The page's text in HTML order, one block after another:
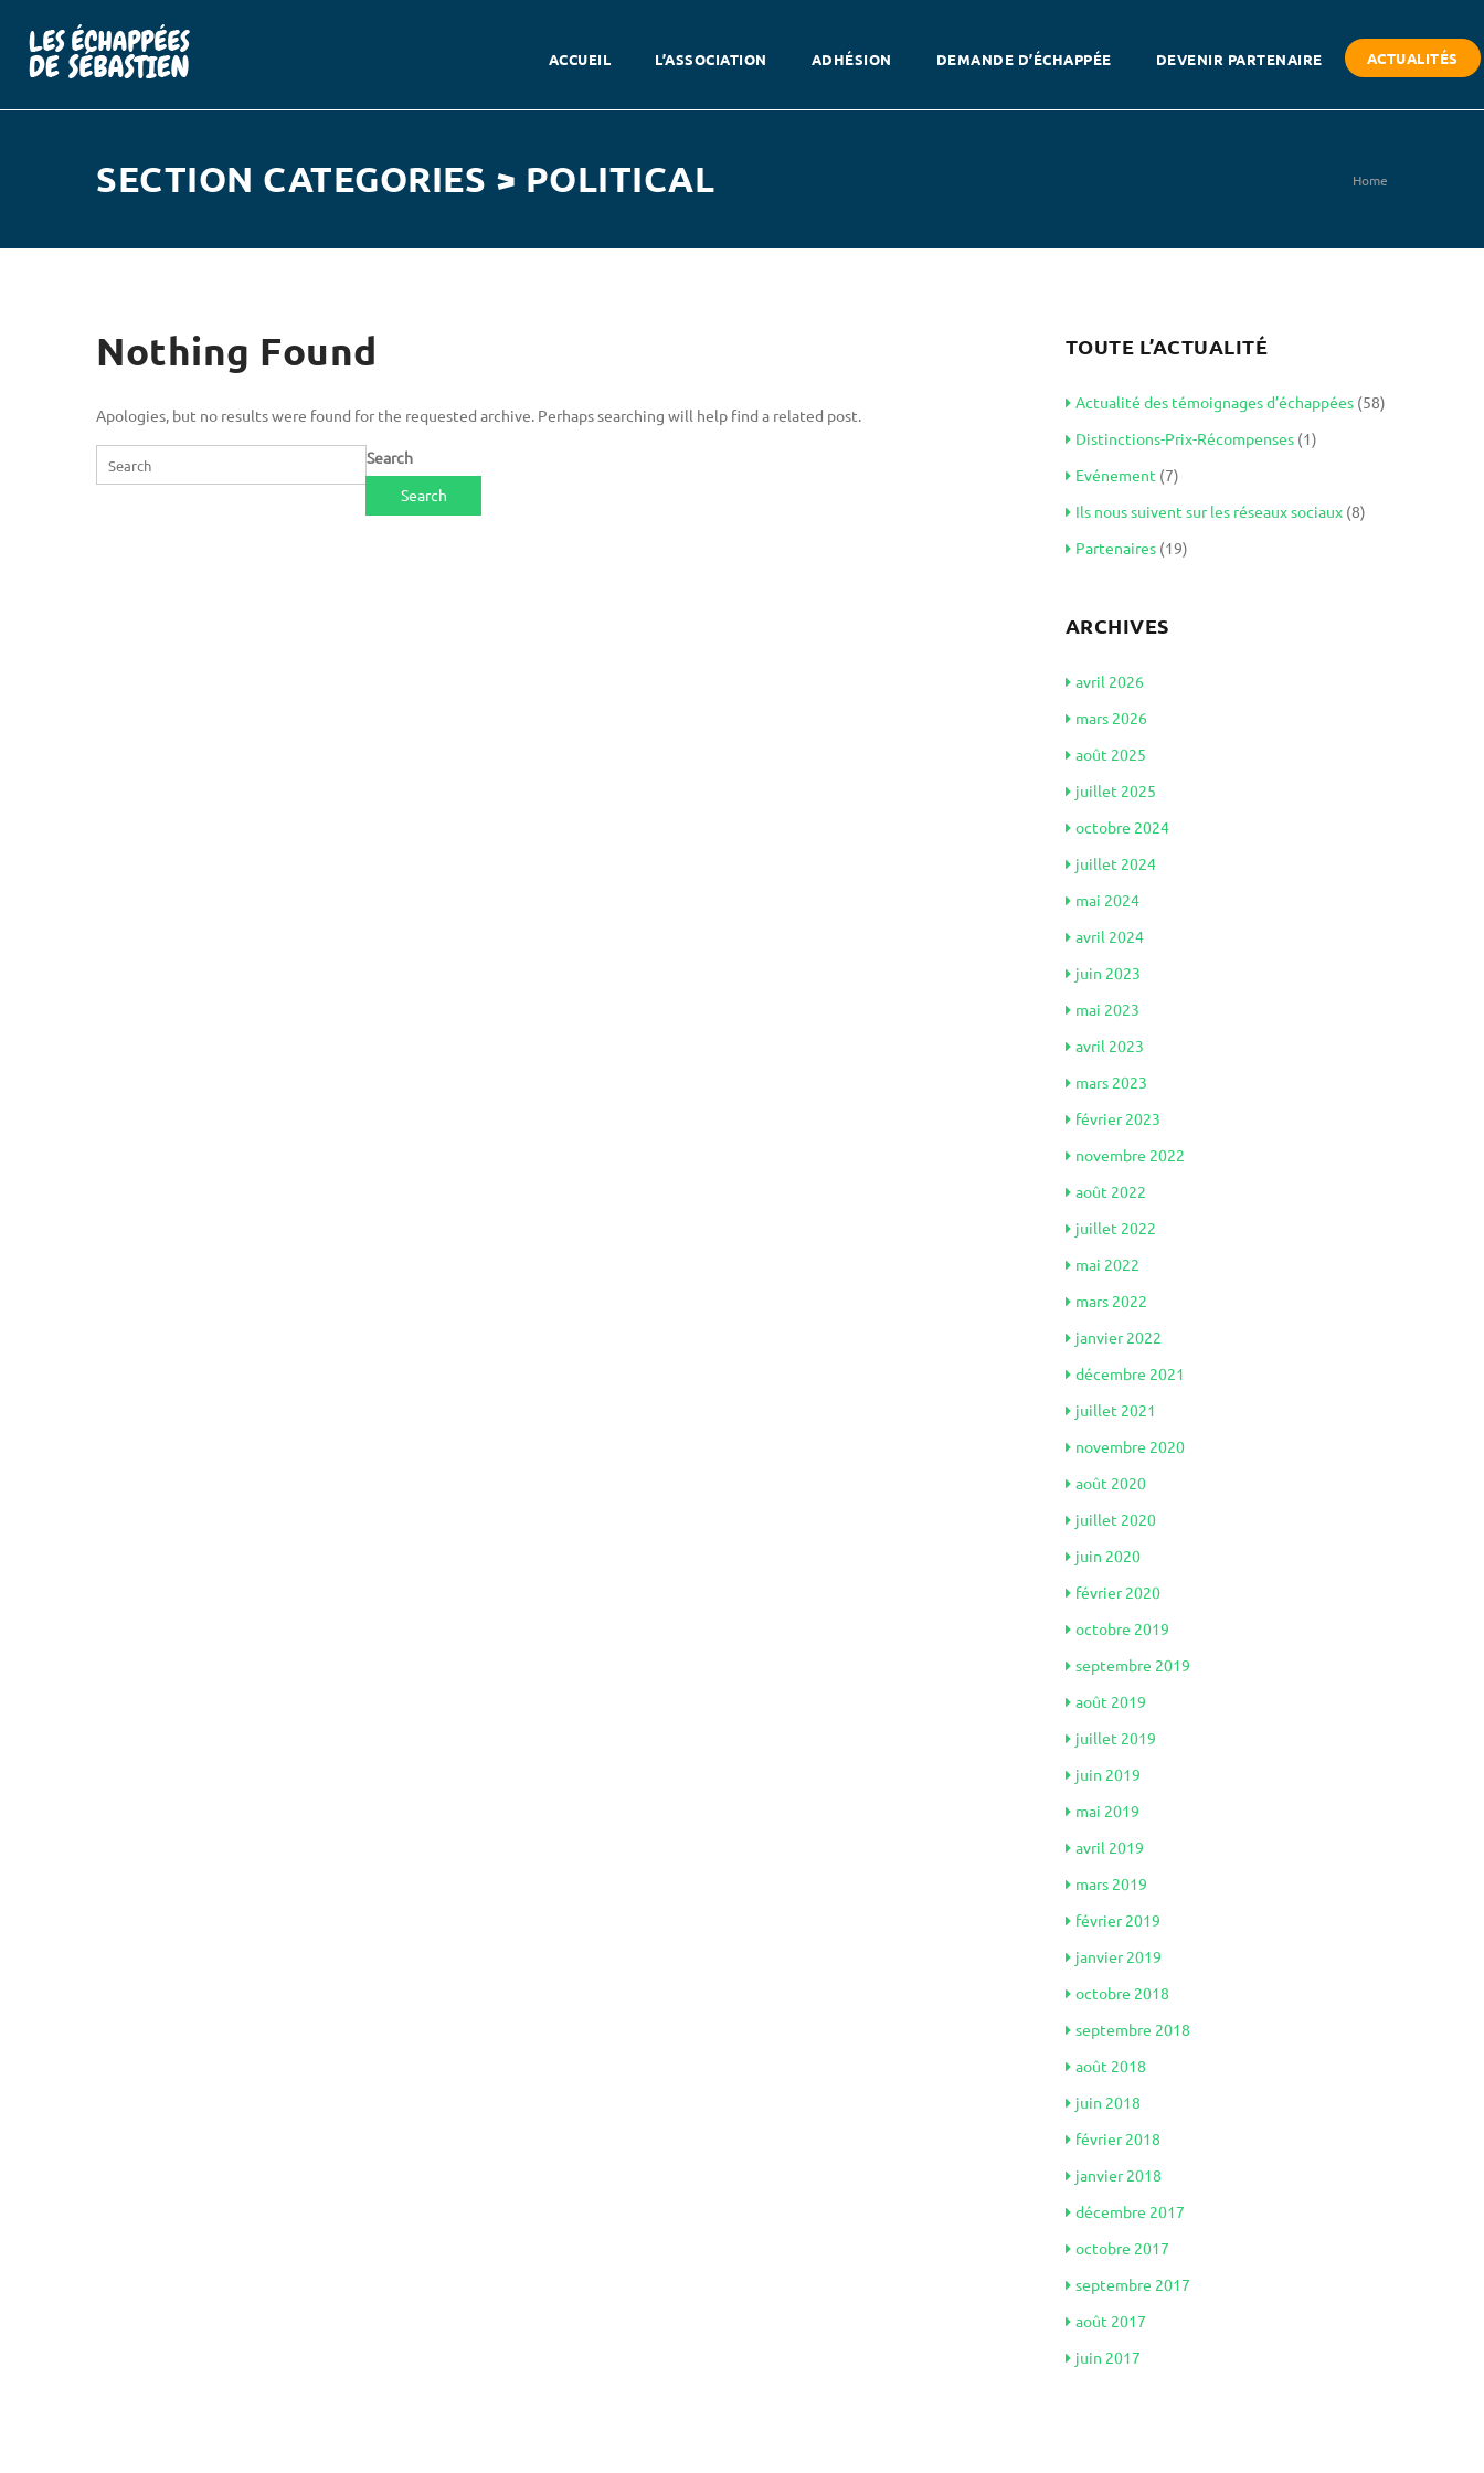
ACCUEIL L’ASSOCIATION ADHÉSION DEMANDE D’ÉCHAPPÉE DEVENIR PARTENAIRE ACTUALITÉS
SECTION CATEGORIES > POLITICAL Home
Nothing Found
Apologies, but no results were found for the requested archive. Perhaps searching will help find a related post.
Search
TOUTE L’ACTUALITÉ
Actualité des témoignages d’échappées(58)
Distinctions-Prix-Récompenses(1)
Evénement (7)
Ils nous suivent sur les réseaux sociaux(8)
Partenaires(19)
ARCHIVES
avril 2026
mars 2026
août 2025
juillet 2025
octobre 2024
juillet 2024
mai 2024
avril 2024
juin 2023
mai 2023
avril 2023
mars 2023
février 2023
novembre 2022
août 2022
juillet 2022
mai 2022
mars 2022
janvier 2022
décembre 2021
juillet 2021
novembre 2020
août 2020
juillet 2020
juin 2020
février 2020
octobre 2019
septembre 2019
août 2019
juillet 2019
juin 2019
mai 2019
avril 2019
mars 2019
février 2019
janvier 2019
octobre 2018
septembre 2018
août 2018
juin 2018
février 2018
janvier 2018
décembre 2017
octobre 2017
septembre 2017
août 2017
juin 2017